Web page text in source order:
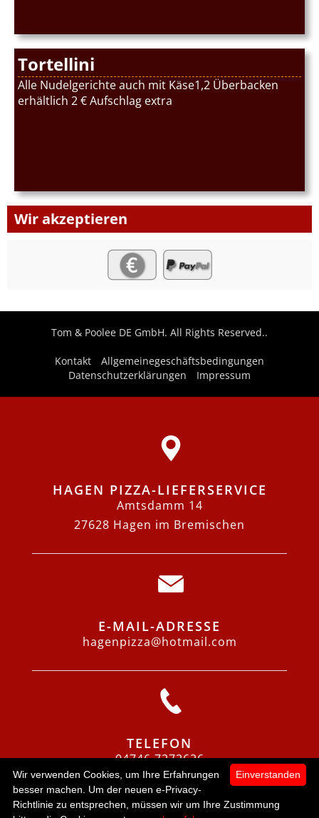
Tortellini
Alle Nudelgerichte auch mit Käse1,2 Überbacken
erhältlich 2 € Aufschlag extra
Wir akzeptieren
Einverstanden
Wir verwenden Cookies, um Ihre Erfahrungen
besser machen. Um der neuen e-Privacy-
Richtlinie zu entsprechen, müssen wir um Ihre Zustimmung
Tom & Poolee DE GmbH. All Rights Reserved..
Kontakt
Allgemeinegeschäftsbedingungen
Datenschutzerklärungen
Impressum
HAGEN PIZZA-LIEFERSERVICE
Amtsdamm 14
27628 Hagen im Bremischen
E-MAIL-ADRESSE
hagenpizza@hotmail.com
TELEFON
04746 7272626